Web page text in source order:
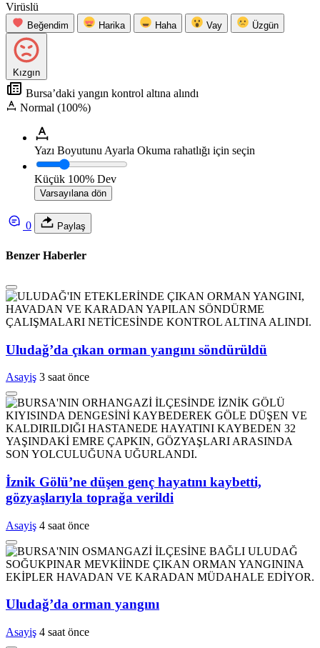
Virüslü
Beğendim Harika Haha Vay Üzgün
Kızgın
Bursa’daki yangın kontrol altına alındı
Normal (100%)
Yazı Boyutunu Ayarla Okuma rahatlığı için seçin
Küçük 100% Dev
Varsayılana dön
0 Paylaş
Benzer Haberler
Uludağ’da çıkan orman yangını söndürüldü
Asayiş 3 saat önce
İznik Gölü’ne düşen genç hayatını kaybetti,
gözyaşlarıyla toprağa verildi
Asayiş 4 saat önce
Uludağ’da orman yangını
Asayiş 4 saat önce